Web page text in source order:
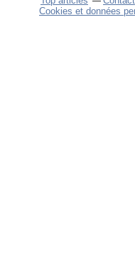
Cookies et données